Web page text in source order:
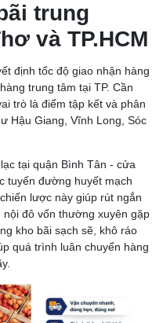
trung
và TP.HCM
định tốc độ giao nhận hàng
trung tâm tại TP. Cần
trò là điểm tập kết và phân
Hậu Giang, Vĩnh Long, Sóc
tại quận Bình Tân - cửa
tuyến đường huyết mạch
lược này giúp rút ngắn
đô vốn thường xuyên gặp
kho bãi sạch sẽ, khô ráo
quá trình luân chuyển hàng